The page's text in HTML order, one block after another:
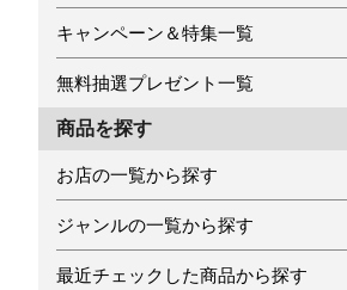
キャンペーン＆特集一覧
無料抽選プレゼント一覧
商品を探す
お店の一覧から探す
ジャンルの一覧から探す
最近チェックした商品から探す